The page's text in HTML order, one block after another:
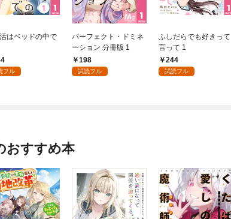
はベッドの中で
フル
パーフェクト・ドミネ
ーション 分冊版 1
198
試読フル
ふしだらでも好きって
言って 1
244
試読フル
おすすめ本